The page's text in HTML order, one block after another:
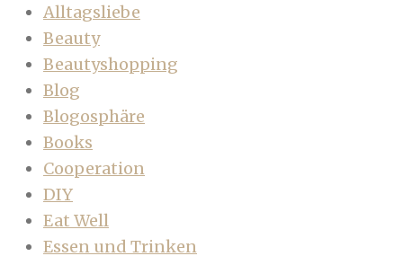
Alltagsliebe
Beauty
Beautyshopping
Blog
Blogosphäre
Books
Cooperation
DIY
Eat Well
Essen und Trinken